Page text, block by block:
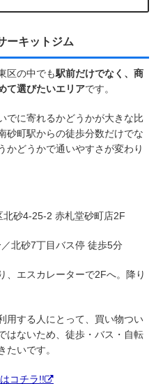
ーキットジム
区の中でも駅前だけでなく、商
て選びたいエリアです。
でに寄れるかどうかが大きな比
砂町駅からの徒歩分数だけでな
かどうかで通いやすさが変わり
砂4-25-2 赤札堂砂町店2F
北砂7丁目バス停 徒歩5分
、エスカレーターで2Fへ。降り
用する人にとって、買い物つい
はないため、徒歩・バス・自転
たいです。
コチラ!!